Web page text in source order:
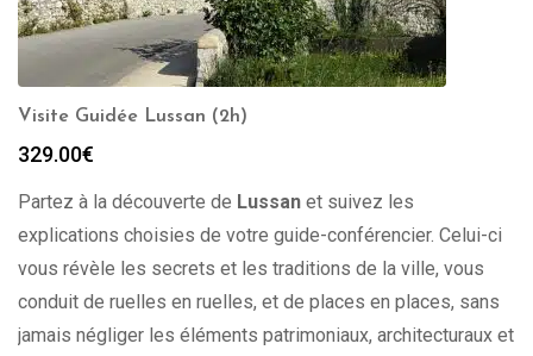
Visite Guidée Lussan (2h)
329.00€
Partez à la découverte de Lussan et suivez les
explications choisies de votre guide-conférencier. Celui-ci
vous révèle les secrets et les traditions de la ville, vous
conduit de ruelles en ruelles, et de places en places, sans
jamais négliger les éléments patrimoniaux, architecturaux et